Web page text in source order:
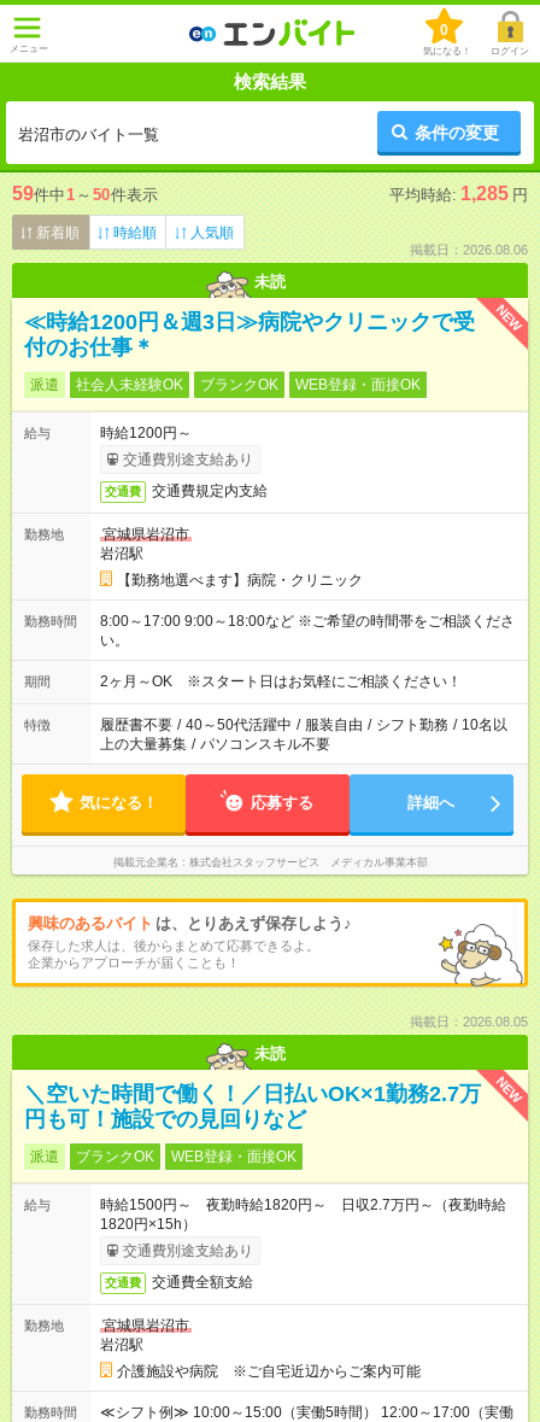
メニュー
0
気になる！ ログイン
検索結果
岩沼市のバイト一覧 条件の変更
59件中1 ～ 50件表示 平均時給: 1,285 円
新着順 時給順 人気順
掲載日：2026.08.06
未読
NEW
≪時給1200円＆週3日≫病院やクリニックで受
付のお仕事＊
派遣 社会人未経験OK ブランクOK WEB登録・面接OK
給与
時給1200円～
交通費別途支給あり
交通費 交通費規定内支給
勤務地
宮城県岩沼市
岩沼駅
【勤務地選べます】病院・クリニック
勤務時間
8:00～17:00 9:00～18:00など ※ご希望の時間帯をご相談くださ
い。
期間 2ヶ月～OK ※スタート日はお気軽にご相談ください！
特徴 履歴書不要 / 40～50代活躍中 / 服装自由 / シフト勤務 / 10名以
上の大量募集 / パソコンスキル不要
気になる！ 応募する 詳細へ
掲載元企業名 株式会社スタッフサービス メディカル事業本部
興味のあるバイト は、とりあえず保存しよう♪
保存した求人は、後からまとめて応募できるよ。
企業からアプローチが届くことも！
掲載日：2026.08.05
未読
NEW
＼空いた時間で働く！／日払いOK×1勤務2.7万
円も可！施設での見回りなど
派遣 ブランクOK WEB登録・面接OK
給与
時給1500円～ 夜勤時給1820円～ 日収2.7万円～（夜勤時給
1820円×15h）
交通費別途支給あり
交通費 交通費全額支給
勤務地
宮城県岩沼市
岩沼駅
介護施設や病院 ※ご自宅近辺からご案内可能
勤務時間
≪シフト例≫ 10:00～15:00（実働5時間） 12:00～17:00（実働